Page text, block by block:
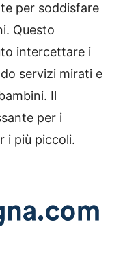
per soddisfare
Questo
intercettare i
servizi mirati e
Il
per i
i più piccoli.